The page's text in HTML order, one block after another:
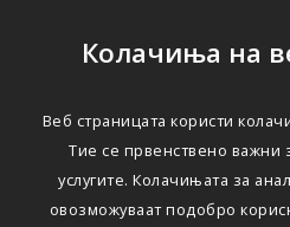
Колачиња на
Веб страницата користи
Тие се првенствено важни
услугите. Колачињата за
овозможуваат подобро